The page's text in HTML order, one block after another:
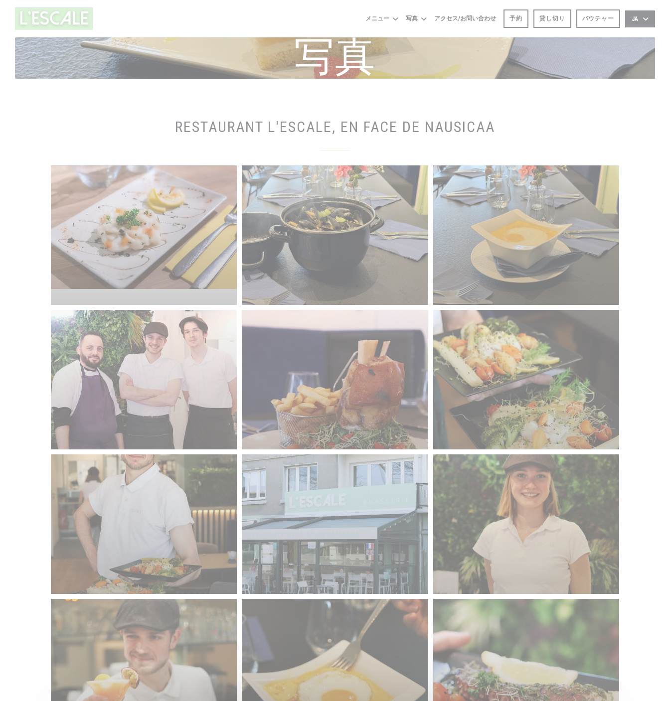
クッキー利用の管理について
メニュー 写真 アクセス/お問い合わせ 予約 貸し切り バウチャー JA
写真
RESTAURANT L'ESCALE, EN FACE DE NAUSICAA